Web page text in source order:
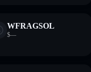
WFRAGSOL
$—